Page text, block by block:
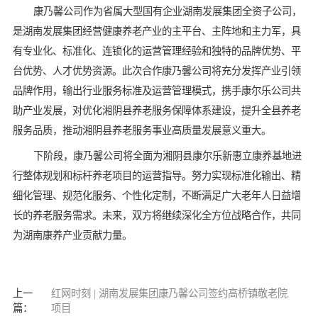
康乃馨公司作为省属大型国有企业湖南发展集团全资子公司，
是湖南发展集团经营健康养老产业的主平台、主阵地和主力军，具
有专业化、标准化、连锁化的运营管理经验和独特的品牌优势、平
台优势、人才优势资源。此次合作康乃馨公司将充分发挥产业引领
品牌作用，输出行业服务标准及运营管理模式，携手康尔乐公司共
助产业发展，对优化湘阴县养老服务保障体系建设，提升全县养老
服务品质，推动湘阴县养老服务事业高质量发展意义重大。
下阶段，康乃馨公司将全面为湘阴县康尔乐新惠立康养基地进
行整体规划和标杆养老项目的运营指导。努力实现标准化输出、精
细化管理、规范化服务、个性化定制，不断满足广大老年人日益增
长的养老服务需求。未来，双方将继续深化全方位战略合作，共同
为湖南康养产业贡献力量。
上一
篇：
红网时刻 | 湖南发展集团康乃馨公司签约高桥镇敬老院
项目